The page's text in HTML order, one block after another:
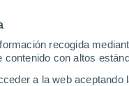
recogida
con altos
a la web
América Sur -